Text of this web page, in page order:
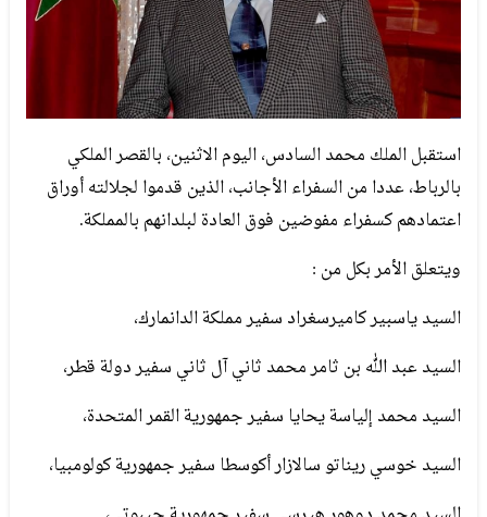
استقبل الملك محمد السادس، اليوم الاثنين، بالقصر الملكي
بالرباط، عددا من السفراء الأجانب، الذين قدموا لجلالته أوراق
اعتمادهم كسفراء مفوضين فوق العادة لبلدانهم بالمملكة.
ويتعلق الأمر بكل من :
السيد ياسبير كاميرسغراد سفير مملكة الدانمارك،
السيد عبد الله بن ثامر محمد ثاني آل ثاني سفير دولة قطر،
السيد محمد إلياسة يحايا سفير جمهورية القمر المتحدة،
السيد خوسي ريناتو سالازار أكوسطا سفير جمهورية كولومبيا،